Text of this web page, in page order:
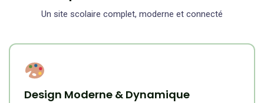
Un site scolaire complet, moderne et connecté
Design Moderne & Dynamique